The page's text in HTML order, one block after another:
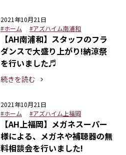
2021年10月21日
#ホーム
#アズハイム南浦和
【AH南浦和】スタッフのフラ
ダンスで大盛り上がり!納涼祭
を行いました♬
続きを読む
2021年10月21日
#ホーム
#アズハイム上福岡
【AH上福岡】メガネスーパー
様による、メガネや補聴器の無
料相談会を行いました!